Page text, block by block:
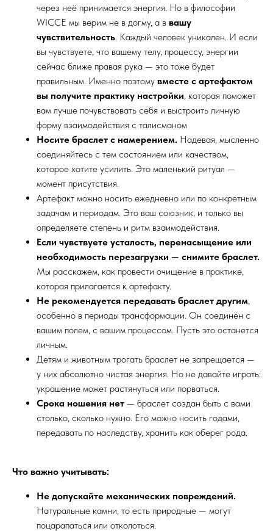
через неё принимается энергия. Но в философии
WICCE мы верим не в догму, а в вашу
чувствительность. Каждый человек уникален. И если
вы чувствуете, что вашему телу, процессу, энергии
сейчас ближе правая рука — это тоже будет
правильным. Именно поэтому вместе с артефактом
вы получите практику настройки, которая поможет
вам лучше почувствовать себя и выстроить личную
форму взаимодействия с талисманом
Носите браслет с намерением. Надевая, мысленно
соединяйтесь с тем состоянием или качеством,
которое хотите усилить. Это маленький ритуал —
момент присутствия.
Артефакт можно носить ежедневно или по конкретным
задачам и периодам. Это ваш союзник, и только вы
определяете степень и ритм взаимодействия.
Если чувствуете усталость, перенасыщение или
необходимость перезагрузки — снимите браслет.
Мы расскажем, как провести очищение в практике,
которая прилагается к артефакту.
Не рекомендуется передавать браслет другим,
особенно в периоды трансформации. Он соединён с
вашим полем, с вашим процессом. Пусть это останется
личным.
Детям и животным трогать браслет не запрещается —
у них абсолютно чистая энергия. Но не давайте играть:
украшение может растянуться или порваться.
Срока ношения нет — браслет создан быть с вами
столько, сколько нужно. Его можно носить годами,
передавать по наследству, хранить как оберег рода.
Что важно учитывать:
Не допускайте механических повреждений.
Натуральные камни, то есть природные — могут
поцарапаться или отколоться.